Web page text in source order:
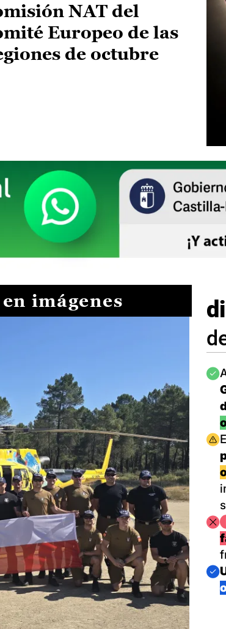
NAT del
Europeo de las
de octubre
imágenes